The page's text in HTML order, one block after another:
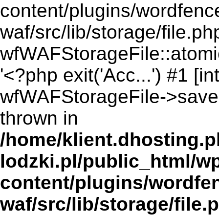
content/plugins/
waf/src/lib/storage/
'<?php exit('Acc...') #1
wfWAFStorageFile-
thrown in
/home/
lodzki.pl/public_html/
content/plugins/
waf/src/lib/storage/